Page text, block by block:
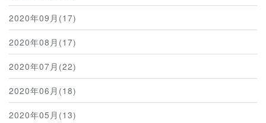
2020年09月(17)
2020年08月(17)
2020年07月(22)
2020年06月(18)
2020年05月(13)